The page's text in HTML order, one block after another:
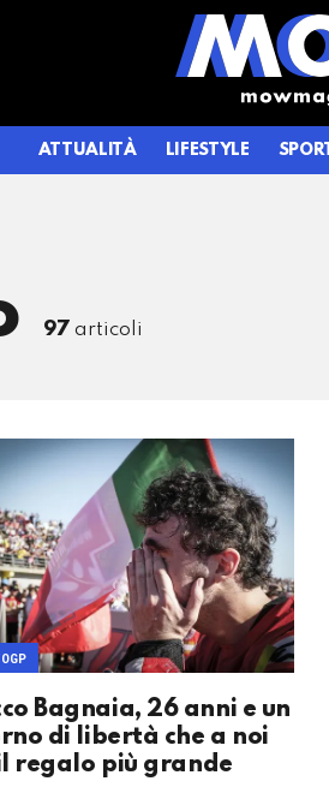
ATTUALITÀ LIFESTYLE SPORT
97 articoli
Bagnaia, 26 anni e un
di libertà che a noi
regalo più grande